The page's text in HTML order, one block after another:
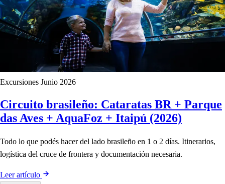
Excursiones Junio 2026
Circuito brasileño: Cataratas BR + Parque
das Aves + AquaFoz + Itaipú (2026)
Todo lo que podés hacer del lado brasileño en 1 o 2 días. Itinerarios,
logística del cruce de frontera y documentación necesaria.
Leer artículo